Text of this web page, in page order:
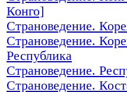
Конго]
Страноведение.
Страноведение.
Республика
Страноведение.
Страноведение.